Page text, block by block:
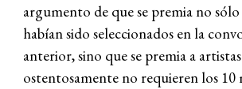
argumento de que se premia no
habían sido seleccionados en la
anterior, sino que se premia a
ostentosamente no requieren los 10